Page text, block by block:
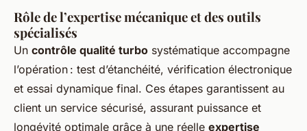
Rôle de l’expertise mécanique et des outils
spécialisés
Un contrôle qualité turbo systématique accompagne
l’opération : test d’étanchéité, vérification électronique
et essai dynamique final. Ces étapes garantissent au
client un service sécurisé, assurant puissance et
longévité optimale grâce à une réelle expertise